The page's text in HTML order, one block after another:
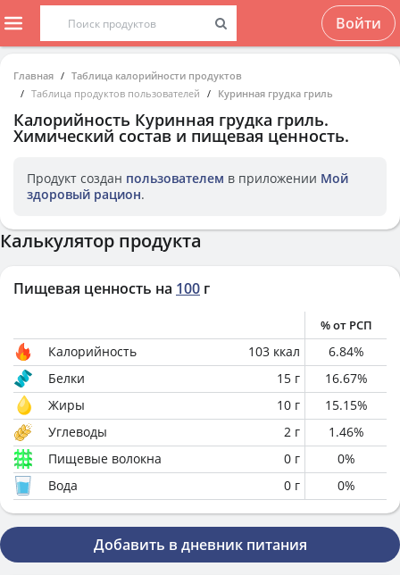
Войти
Главная
Таблица калорийности продуктов
Таблица продуктов пользователей
Куринная грудка гриль
Калорийность Куринная грудка гриль.
Химический состав и пищевая ценность.
Продукт создан пользователем в приложении Мой
здоровый рацион.
Калькулятор продукта
Пищевая ценность на 100 г
% от РСП
Калорийность 103 ккал 6.84%
Белки
15 г 16.67%
Жиры
10 г 15.15%
Углеводы
2 г 1.46%
Пищевые волокна
0 г 0%
Вода
0 г 0%
Добавить в дневник питания